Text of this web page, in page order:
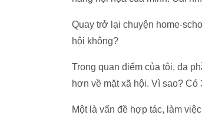
Quay trở lại chuyện home-
hội không?
Trong quan điểm của tôi, đa
hơn về mặt xã hội. Vì sao?
Một là vấn đề hợp tác, làm